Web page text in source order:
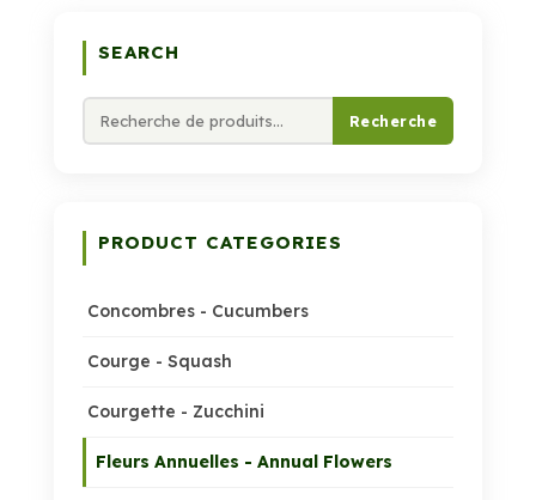
SEARCH
Recherche Recherche
PRODUCT CATEGORIES
Concombres - Cucumbers
Courge - Squash
Courgette - Zucchini
Fleurs Annuelles - Annual Flowers